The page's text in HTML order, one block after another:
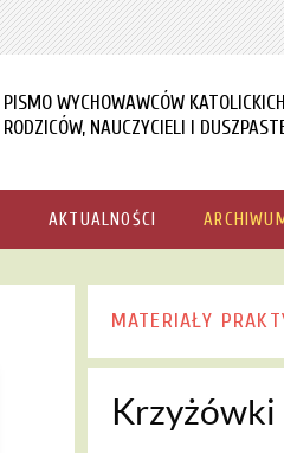
PISMO WYCHOWAWCÓW
RODZICÓW, NAUCZYCIELI I
AKTUALNOŚCI
MATERIAŁY
Krzyżówki